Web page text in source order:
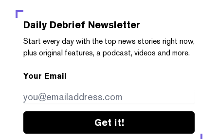
Daily Debrief Newsletter
Start every day with the top news stories right now,
plus original features, a podcast, videos and more.
Your Email
Get it!